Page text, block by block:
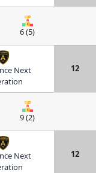
6 (5)
Next
12
9 (2)
Next
12